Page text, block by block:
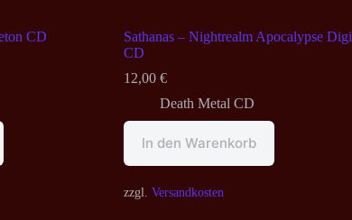
CD
Sathanas – Nightrealm Apocalypse Digi
CD
12,00 €
Death Metal CD
In den Warenkorb
zzgl. Versandkosten